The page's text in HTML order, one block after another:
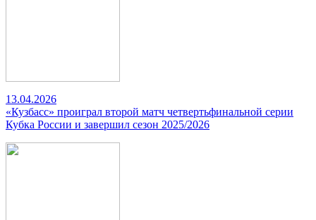
13.04.2026
«Кузбасс» проиграл второй матч четвертьфинальной серии
Кубка России и завершил сезон 2025/2026